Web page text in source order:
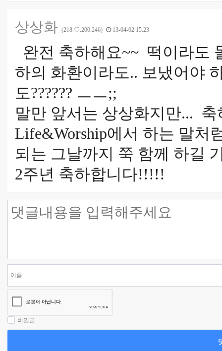
상상화 (218.♡.200.246) 13-04-02 15:23
완전 축하해요~~ 떡이라도
하의 화환이라도.. 보냈어야
도?????? ㅡㅡ;;
말만 앞서는 상상화지만...
Life&Worship에서 하는 말처
되는 그날까지 쭉 함께 하길
2주년 축하합니다!!!!!
비밀글